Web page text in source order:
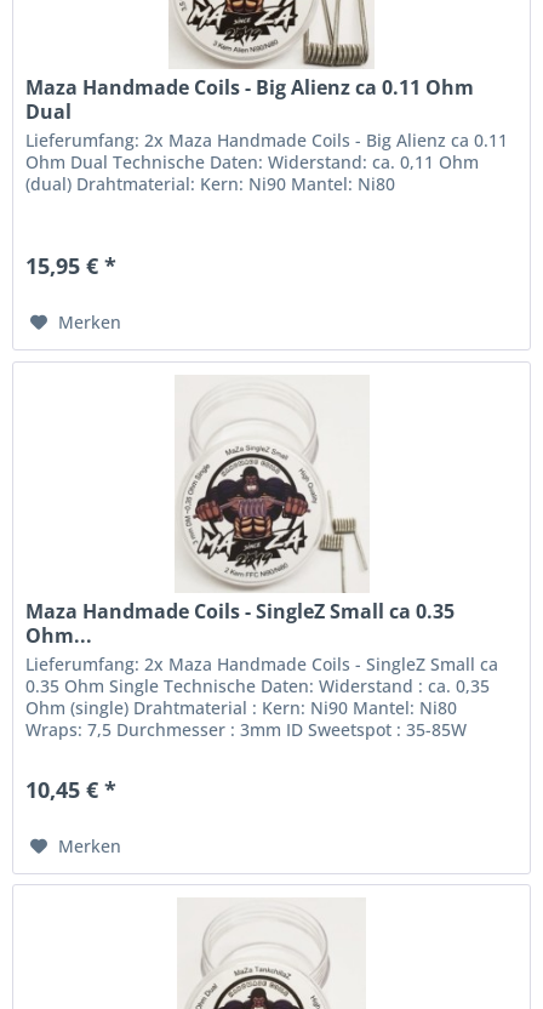
Maza Handmade Coils - Big Alienz ca 0.11 Ohm
Dual
Lieferumfang: 2x Maza Handmade Coils - Big Alienz ca 0.11
Ohm Dual Technische Daten: Widerstand: ca. 0,11 Ohm
(dual) Drahtmaterial: Kern: Ni90 Mantel: Ni80
15,95 € *
Merken
Maza Handmade Coils - SingleZ Small ca 0.35
Ohm...
Lieferumfang: 2x Maza Handmade Coils - SingleZ Small ca
0.35 Ohm Single Technische Daten: Widerstand : ca. 0,35
Ohm (single) Drahtmaterial : Kern: Ni90 Mantel: Ni80
Wraps: 7,5 Durchmesser : 3mm ID Sweetspot : 35-85W
10,45 € *
Merken